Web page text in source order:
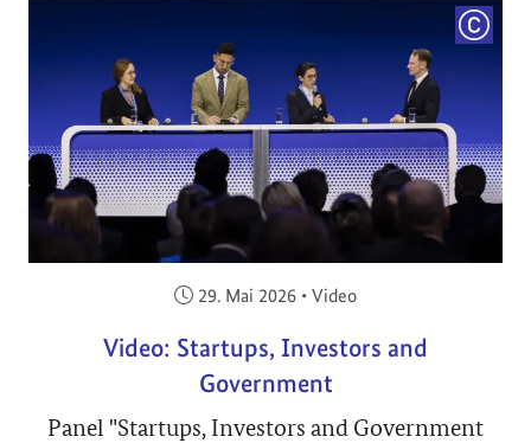
Veröffentlicht am:
29. Mai 2026 • Video
Video: Startups, Investors and
Government
Panel "Startups, Investors and Government